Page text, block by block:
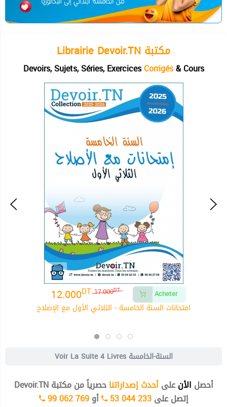
Librairie Devoir.TN مكتبة
Devoirs, Sujets, Séries, ExercicesCorrigés& Cours
17.000DT
12.000DT Acheter
امتحانات السنة الخامسة - الثلاثي الأول مع الإصلاح
Voir La Suite 4 Livres السنة-الخامسة
أحصل الأنعلىأحدث إصداراتناحصرياً من مكتبة Devoir.TN
إتصل على53 044 233 أو99 062 769